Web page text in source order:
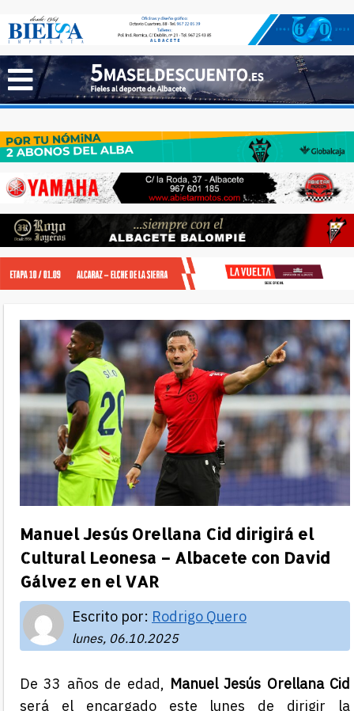
Manuel Jesús Orellana Cid dirigirá el
Cultural Leonesa – Albacete con David
Gálvez en el VAR
Escrito por: Rodrigo Quero
lunes, 06.10.2025
De 33 años de edad, Manuel Jesús Orellana Cid
será el encargado este lunes de dirigir la